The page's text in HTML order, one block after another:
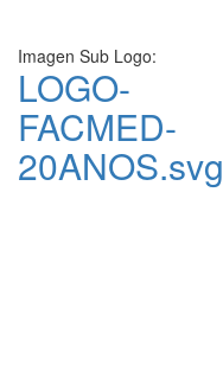
Imagen Sub Logo:
LOGO-
FACMED-
20ANOS.svg